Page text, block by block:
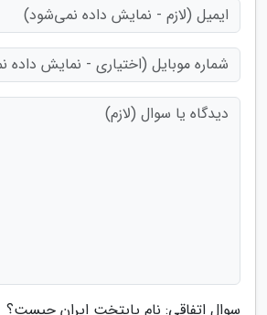
سوال اتفاقی: نام پایتخت ایران چیست؟